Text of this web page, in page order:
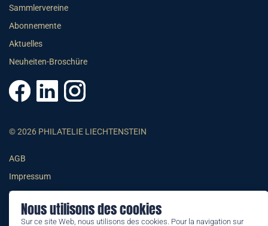
Nous utilisons des cookies
Sur ce site Web, nous utilisons des cookies. Pour la navigation sur
Sammlervereine
Abonnemente
Aktuelles
Neuheiten-Broschüre
© 2026 PHILATELIE LIECHTENSTEIN
AGB
Impressum
Datenschutzerklärung